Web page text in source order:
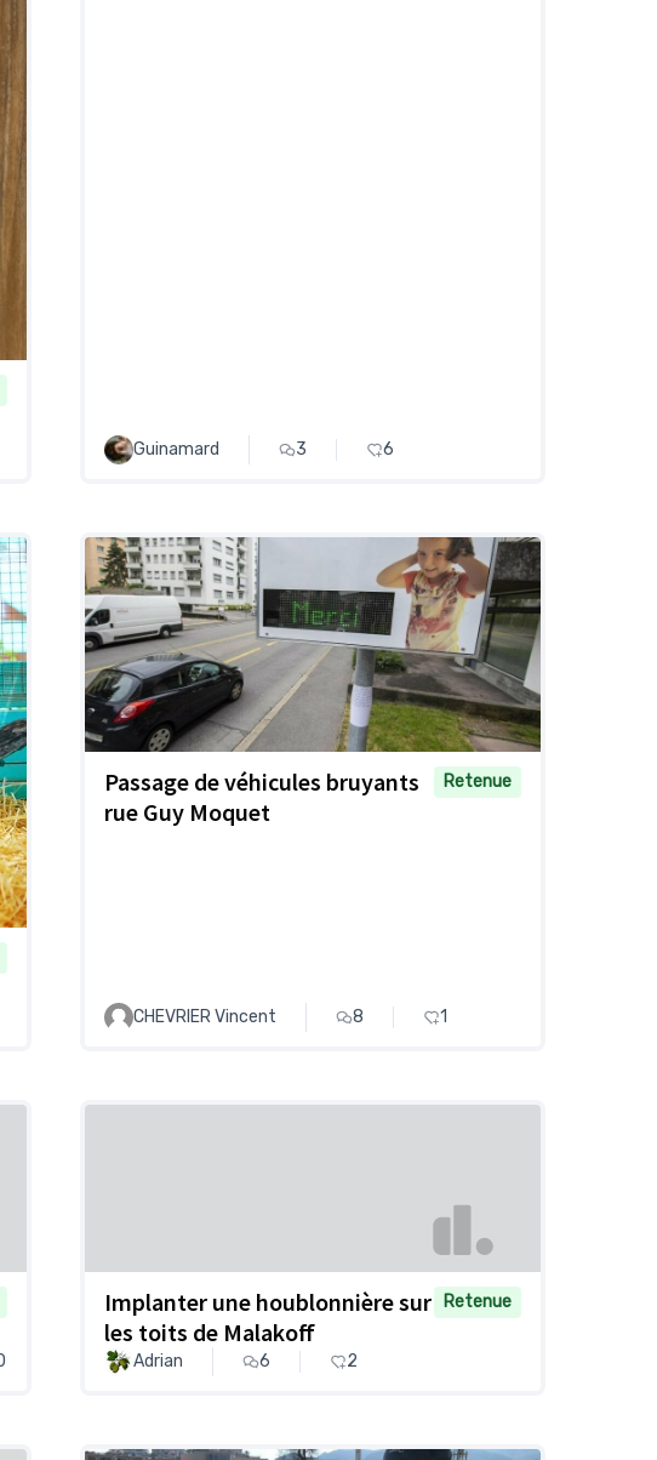
Guinamard 3 6
Passage de véhicules bruyants
rue Guy Moquet
Retenue
CHEVRIER Vincent 8 1
Implanter une houblonnière sur
les toits de Malakoff
Retenue
Adrian 6 2